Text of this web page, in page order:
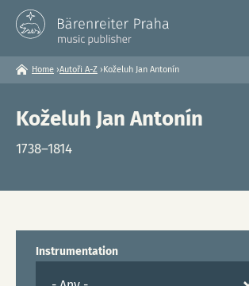
You
here
Home ›Autoři A-Z ›Koželuh Jan Antonín
Koželuh Jan Antonín
1738–1814
Instrumentation